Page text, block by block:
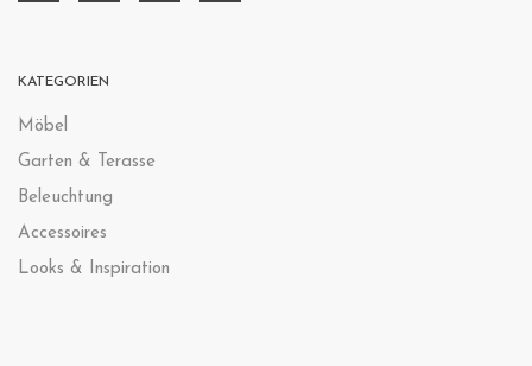
KATEGORIEN
Möbel
Garten & Terasse
Beleuchtung
Accessoires
Looks & Inspiration